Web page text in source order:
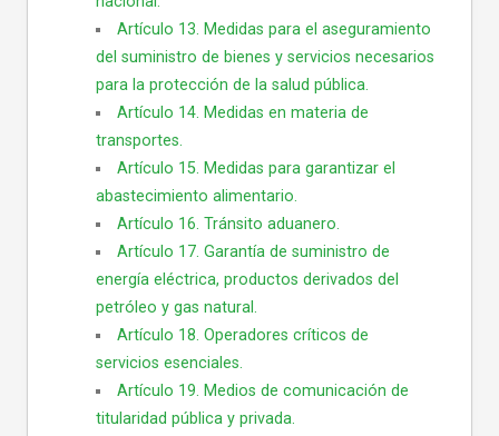
Artículo 13. Medidas para el aseguramiento
del suministro de bienes y servicios necesarios
para la protección de la salud pública.
Artículo 14. Medidas en materia de
transportes.
Artículo 15. Medidas para garantizar el
abastecimiento alimentario.
Artículo 16. Tránsito aduanero.
Artículo 17. Garantía de suministro de
energía eléctrica, productos derivados del
petróleo y gas natural.
Artículo 18. Operadores críticos de
servicios esenciales.
Artículo 19. Medios de comunicación de
titularidad pública y privada.